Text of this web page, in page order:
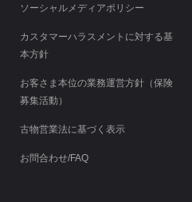
ソーシャルメディアポリシー
カスタマーハラスメントに対する基
本方針
お客さま本位の業務運営方針（保険
募集活動）
古物営業法に基づく表示
お問合わせ/FAQ